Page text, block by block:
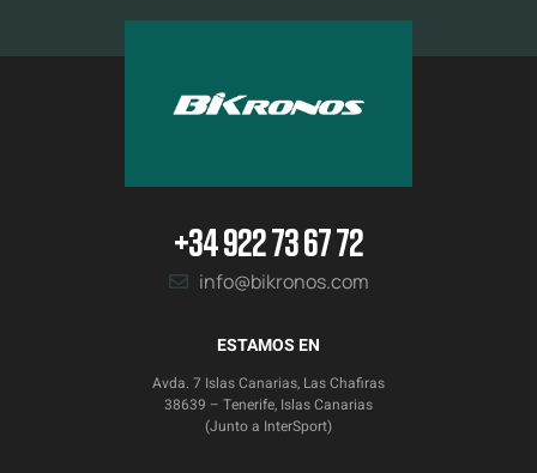
+34 922 73 67 72
info@bikronos.com
ESTAMOS EN
Avda. 7 Islas Canarias, Las Chafiras
38639 – Tenerife, Islas Canarias
(Junto a InterSport)